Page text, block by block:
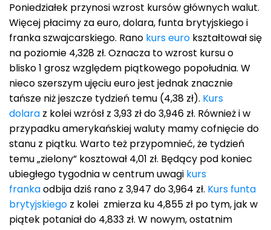
Poniedziałek przynosi wzrost kursów głównych walut.
Więcej płacimy za euro, dolara, funta brytyjskiego i
franka szwajcarskiego. Rano kurs euro kształtował się
na poziomie 4,328 zł. Oznacza to wzrost kursu o
blisko 1 grosz względem piątkowego popołudnia. W
nieco szerszym ujęciu euro jest jednak znacznie
tańsze niż jeszcze tydzień temu (4,38 zł). Kurs
dolara z kolei wzrósł z 3,93 zł do 3,946 zł. Również i w
przypadku amerykańskiej waluty mamy cofnięcie do
stanu z piątku. Warto też przypomnieć, że tydzień
temu „zielony” kosztował 4,01 zł. Będący pod koniec
ubiegłego tygodnia w centrum uwagi kurs
frankaodbija dziś rano z 3,947 do 3,964 zł. Kurs funta
brytyjskiego z kolei zmierza ku 4,855 zł po tym, jak w
piątek potaniał do 4,833 zł. W nowym, ostatnim